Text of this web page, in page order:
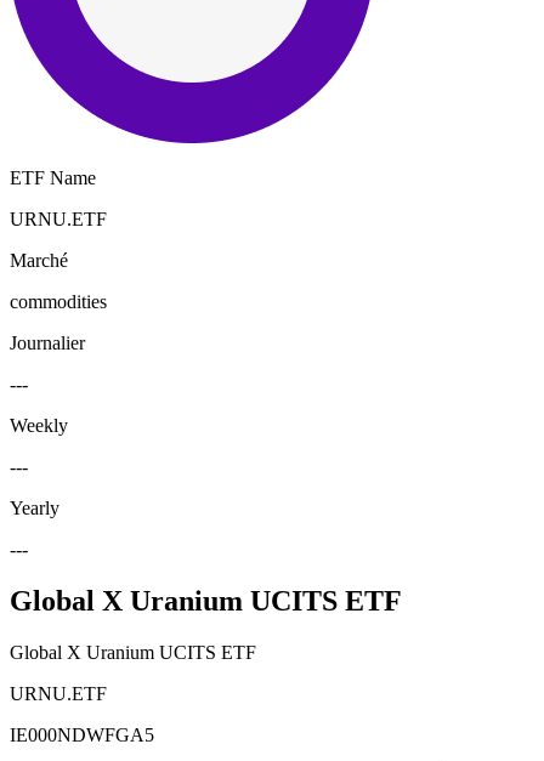
ETF Name
URNU.ETF
Marché
commodities
Journalier
---
Weekly
---
Yearly
---
Global X Uranium UCITS ETF
Global X Uranium UCITS ETF
URNU.ETF
IE000NDWFGA5